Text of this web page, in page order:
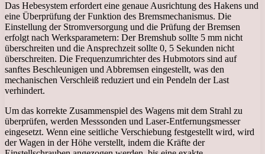
Das Hebesystem erfordert eine genaue Ausrichtung des Hakens und
eine Überprüfung der Funktion des Bremsmechanismus. Die
Einstellung der Stromversorgung und die Prüfung der Bremsen
erfolgt nach Werksparametern: Der Bremshub sollte 5 mm nicht
überschreiten und die Ansprechzeit sollte 0, 5 Sekunden nicht
überschreiten. Die Frequenzumrichter des Hubmotors sind auf
sanftes Beschleunigen und Abbremsen eingestellt, was den
mechanischen Verschleiß reduziert und ein Pendeln der Last
verhindert.
Um das korrekte Zusammenspiel des Wagens mit dem Strahl zu
überprüfen, werden Messsonden und Laser-Entfernungsmesser
eingesetzt. Wenn eine seitliche Verschiebung festgestellt wird, wird
der Wagen in der Höhe verstellt, indem die Kräfte der